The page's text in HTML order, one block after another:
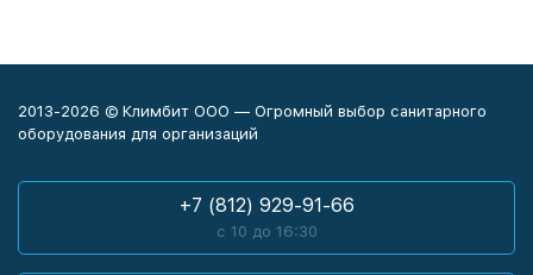
2013-2026 © Климбит ООО — Огромный выбор санитарного
оборудования для организаций
+7 (812) 929-91-66
с 10 до 16:30